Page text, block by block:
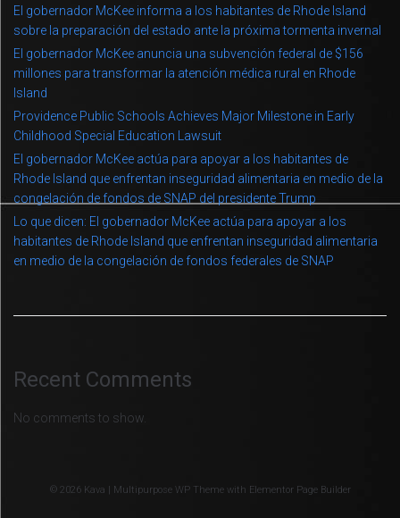
El gobernador McKee informa a los habitantes de Rhode Island
sobre la preparación del estado ante la próxima tormenta invernal
El gobernador McKee anuncia una subvención federal de $156
millones para transformar la atención médica rural en Rhode
Island
Providence Public Schools Achieves Major Milestone in Early
Childhood Special Education Lawsuit
El gobernador McKee actúa para apoyar a los habitantes de
Rhode Island que enfrentan inseguridad alimentaria en medio de la
congelación de fondos de SNAP del presidente Trump
Lo que dicen: El gobernador McKee actúa para apoyar a los
habitantes de Rhode Island que enfrentan inseguridad alimentaria
en medio de la congelación de fondos federales de SNAP
Recent Comments
No comments to show.
© 2026 Kava | Multipurpose WP Theme with Elementor Page Builder